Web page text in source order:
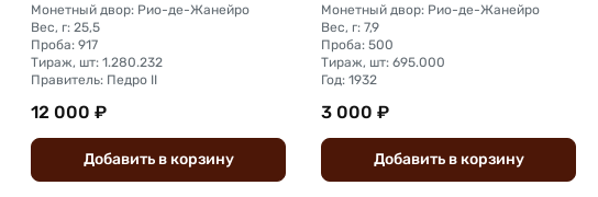
Монетный двор: Рио-де-Жанейро
Вес, г: 25,5
Проба: 917
Тираж, шт: 1.280.232
Правитель: Педро II
12 000 ₽
Добавить вкорзину
Монетный двор: Рио-де-Жанейро
Вес, г: 7,9
Проба: 500
Тираж, шт: 695.000
Год: 1932
3 000 ₽
Добавить вкорзину